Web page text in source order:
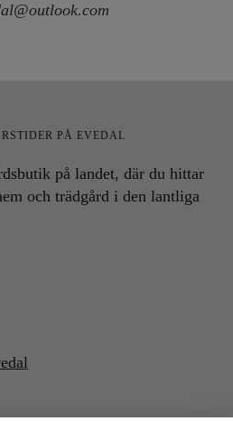
PÅ EVEDAL
på landet, där du hittar
och trädgård i den lantliga